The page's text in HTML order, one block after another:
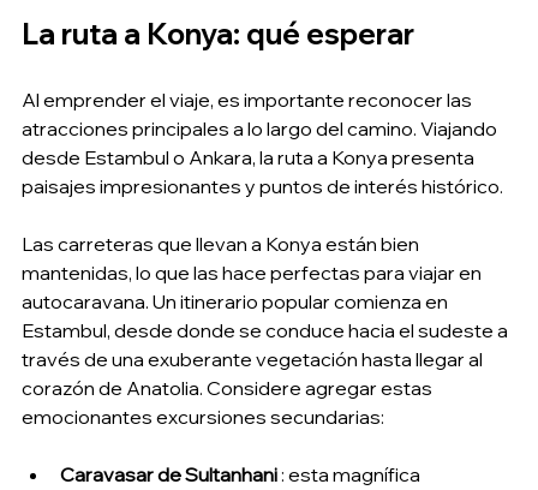
La ruta a Konya: qué esperar
Al emprender el viaje, es importante reconocer las
atracciones principales a lo largo del camino. Viajando
desde Estambul o Ankara, la ruta a Konya presenta
paisajes impresionantes y puntos de interés histórico.
Las carreteras que llevan a Konya están bien
mantenidas, lo que las hace perfectas para viajar en
autocaravana. Un itinerario popular comienza en
Estambul, desde donde se conduce hacia el sudeste a
través de una exuberante vegetación hasta llegar al
corazón de Anatolia. Considere agregar estas
emocionantes excursiones secundarias:
Caravasar de Sultanhani : esta magnífica